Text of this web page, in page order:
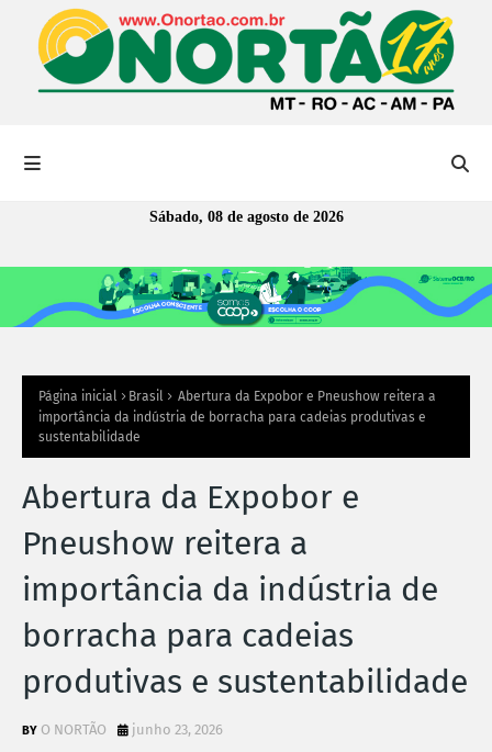
Sábado, 08 de agosto de 2026
Página inicial Brasil
Abertura da Expobor e Pneushow reitera a
importância da indústria de borracha para cadeias produtivas e
sustentabilidade
Abertura da Expobor e
Pneushow reitera a
importância da indústria de
borracha para cadeias
produtivas e sustentabilidade
O NORTÃO junho 23, 2026